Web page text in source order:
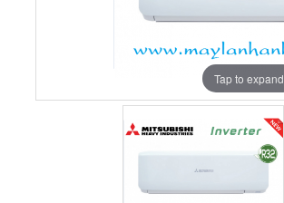
Tap to expand